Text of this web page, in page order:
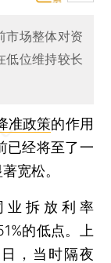
市场整体对资
低位维持较长
准政策的作用
已经将至了一
宽松。
拆放利率
的低点。上
，当时隔夜